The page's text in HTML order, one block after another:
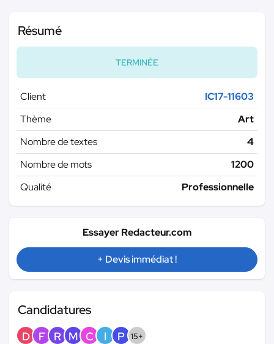
Résumé
TERMINÉE
Client
IC17-11603
Thème
Art
Nombre de textes
4
Nombre de mots
1200
Qualité
Professionnelle
Essayer Redacteur.com
+ Devis immédiat !
Candidatures
D F R M C I P 15+